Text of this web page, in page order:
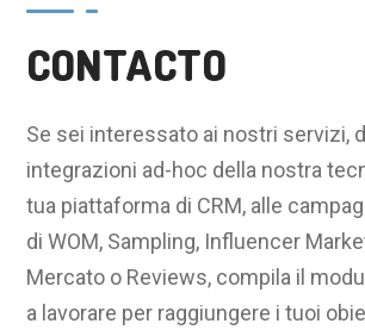
CONTACTO
Se sei interessato ai nostri servizi,
integrazioni ad-hoc della nostra
tua piattaforma di CRM, alle
di WOM, Sampling, Influencer
Mercato o Reviews, compila il
a lavorare per raggiungere i tuoi